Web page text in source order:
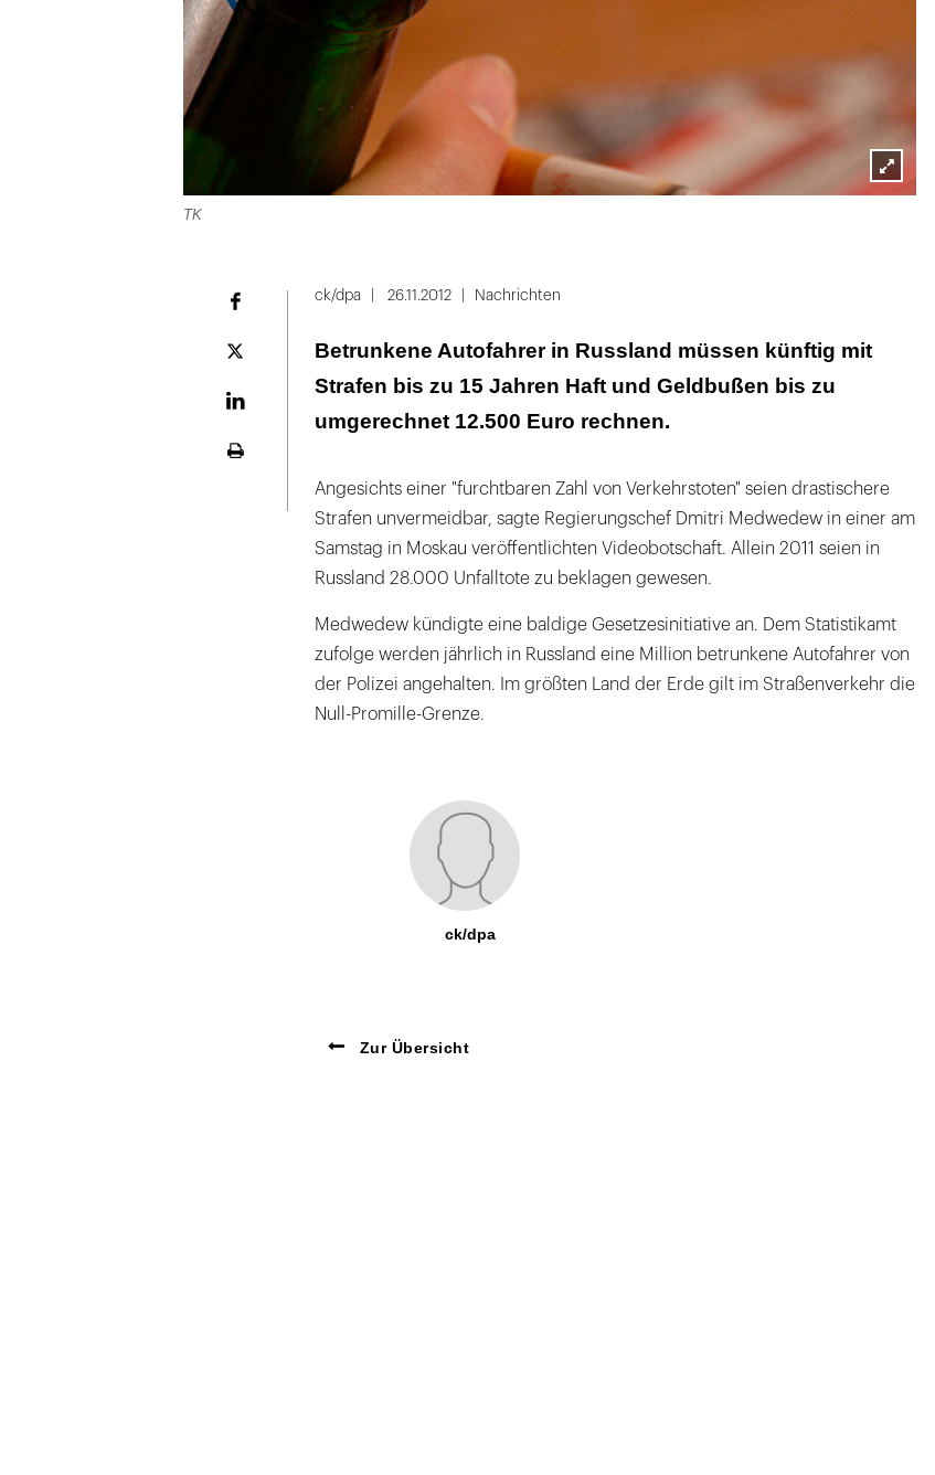
Lightbox
TK
Plattform
ck/dpa 26.11.2012 Nachrichten
Betrunkene Autofahrer in Russland müssen künftig mit
Strafen bis zu 15 Jahren Haft und Geldbußen bis zu
umgerechnet 12.500 Euro rechnen.
Angesichts einer "furchtbaren Zahl von Verkehrstoten" seien drastischere
Strafen unvermeidbar, sagte Regierungschef Dmitri Medwedew in einer am
Samstag in Moskau veröffentlichten Videobotschaft. Allein 2011 seien in
Russland 28.000 Unfalltote zu beklagen gewesen.
Medwedew kündigte eine baldige Gesetzesinitiative an. Dem Statistikamt
zufolge werden jährlich in Russland eine Million betrunkene Autofahrer von
der Polizei angehalten. Im größten Land der Erde gilt im Straßenverkehr die
Null-Promille-Grenze.
ck/dpa
Zur Übersicht